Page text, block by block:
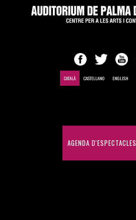
CATALÀ CASTELLANO ENGLISH
AGENDA D'ESPECTACLES